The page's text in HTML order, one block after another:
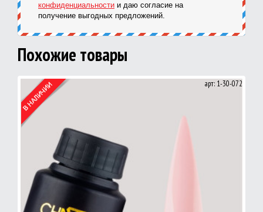
конфиденциальности и даю согласие на
получение выгодных предложений.
Похожие товары
арт: 1-30-072